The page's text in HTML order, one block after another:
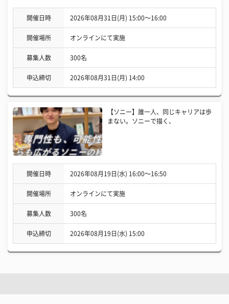
開催日時 2026年08月31日(月) 15:00〜16:00
開催場所 オンラインにて実施
募集人数 300名
申込締切 2026年08月31日(月) 14:00
【ソニー】誰一人、同じキャリアは歩
まない。ソニーで描く、
開催日時 2026年08月19日(水) 16:00〜16:50
開催場所 オンラインにて実施
募集人数 300名
申込締切 2026年08月19日(水) 15:00